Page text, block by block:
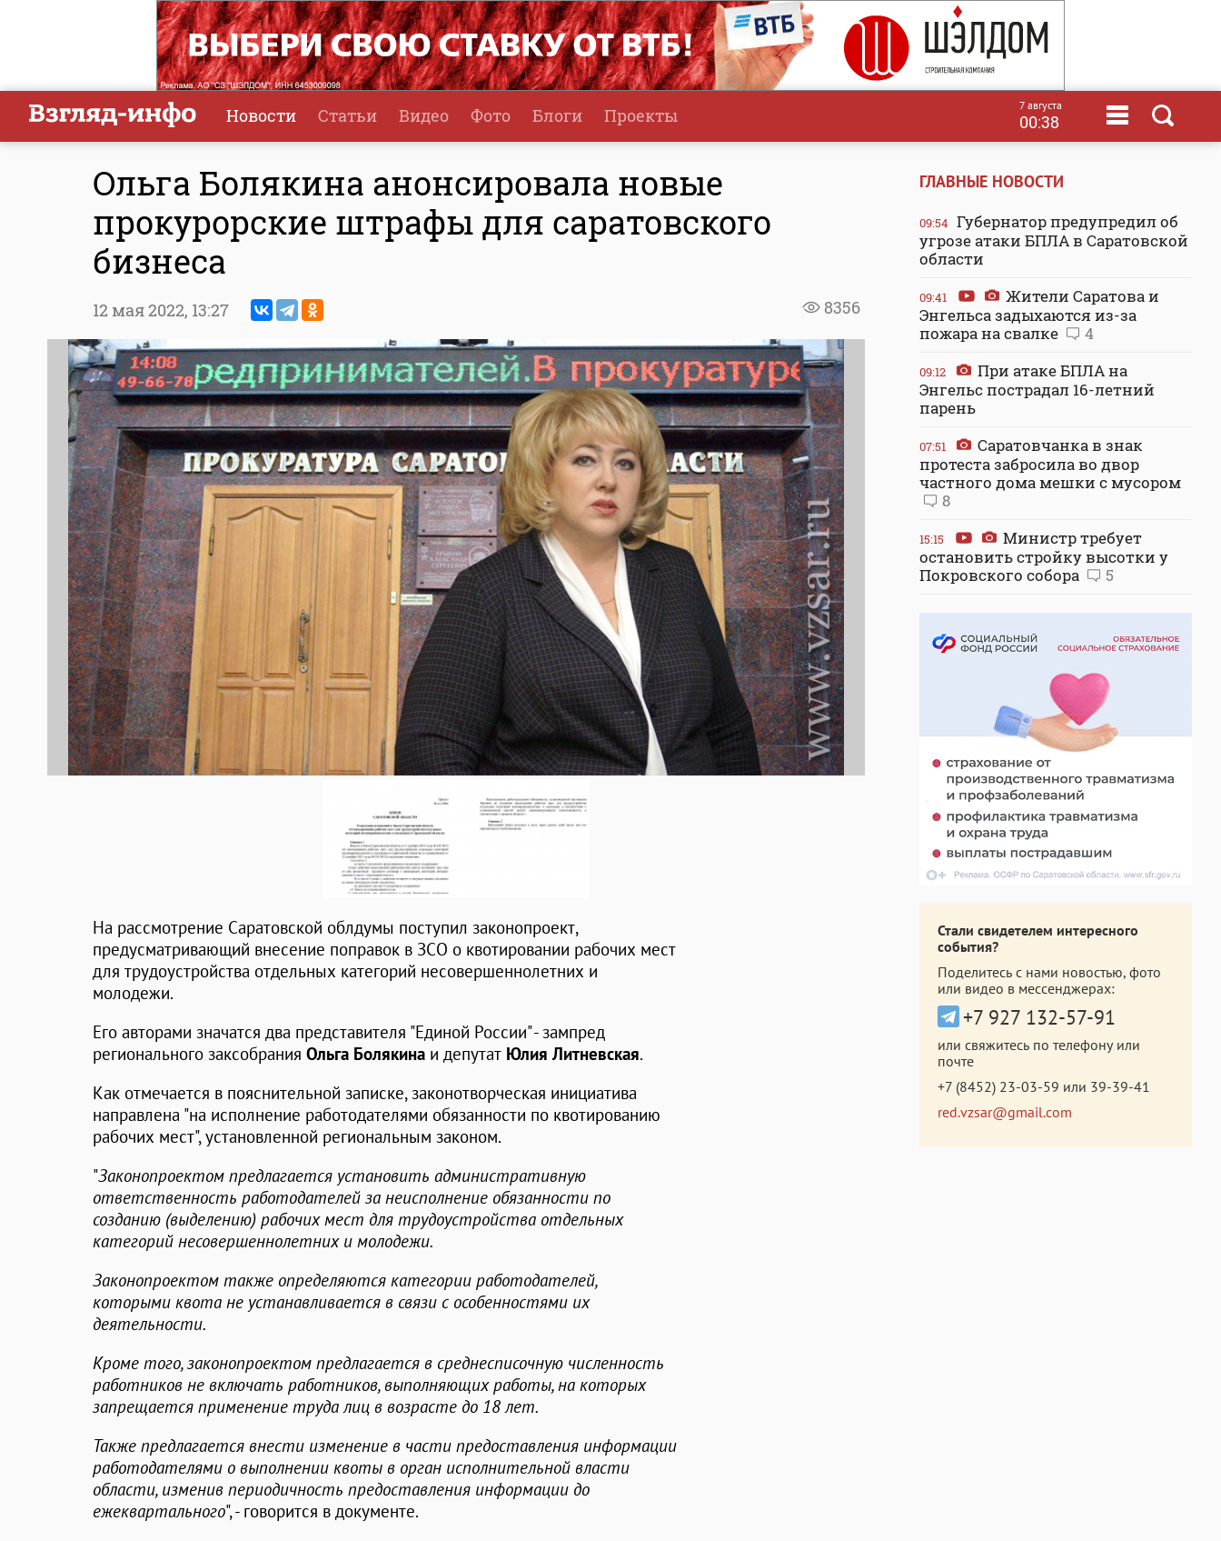
Новости Статьи Видео Фото Блоги Проекты 7 августа
00:38
Ольга Болякина анонсировала новые
прокурорские штрафы для саратовского
бизнеса
8356
12 мая 2022, 13:27
На рассмотрение Саратовской облдумы поступил законопроект,
предусматривающий внесение поправок в ЗСО о квотировании рабочих мест
для трудоустройства отдельных категорий несовершеннолетних и
молодежи.
Его авторами значатся два представителя "Единой России" - зампред
регионального заксобрания Ольга Болякина и депутат Юлия Литневская.
Как отмечается в пояснительной записке, законотворческая инициатива
направлена "на исполнение работодателями обязанности по квотированию
рабочих мест", установленной региональным законом.
"Законопроектом предлагается установить административную
ответственность работодателей за неисполнение обязанности по
созданию (выделению) рабочих мест для трудоустройства отдельных
категорий несовершеннолетних и молодежи.
Законопроектом также определяются категории работодателей,
которыми квота не устанавливается в связи с особенностями их
деятельности.
Кроме того, законопроектом предлагается в среднесписочную численность
работников не включать работников, выполняющих работы, на которых
запрещается применение труда лиц в возрасте до 18 лет.
Также предлагается внести изменение в части предоставления информации
работодателями о выполнении квоты в орган исполнительной власти
области, изменив периодичность предоставления информации до
ежеквартального", - говорится в документе.
ГЛАВНЫЕ НОВОСТИ
09:54 Губернатор предупредил об
угрозе атаки БПЛА в Саратовской
области
09:41
Жители Саратова и
Энгельса задыхаются из-за
пожара на свалке
4
09:12
При атаке БПЛА на
Энгельс пострадал 16-летний
парень
07:51
Саратовчанка в знак
протеста забросила во двор
частного дома мешки с мусором
8
15:15
Министр требует
остановить стройку высотки у
Покровского собора
5
Стали свидетелем интересного
события?
Поделитесь с нами новостью, фото
или видео в мессенджерах:
+7 927 132-57-91
или свяжитесь по телефону или
почте
+7 (8452) 23-03-59 или 39-39-41
red.vzsar@gmail.com